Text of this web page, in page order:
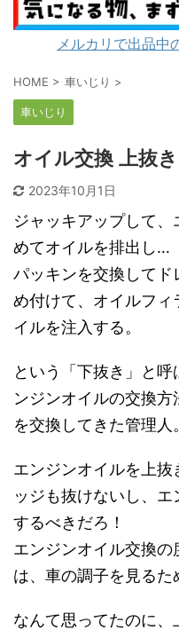
メルカリで出品中
HOME > 車いじり >
車いじり
オイル交換 上抜
2023年10月1日
ジャッキアップして
めてオイルを排出し…
パッキンを交換して
め付けて、オイルフィ
イルを注入する。
という「下抜き」と
ンジンオイルの交換
を交換してきた管理人。
エンジンオイルを上抜
ッジも抜けないし、
するべきだろ！
エンジンオイル交換
は、車の調子を見るた
なんて思ってたのに